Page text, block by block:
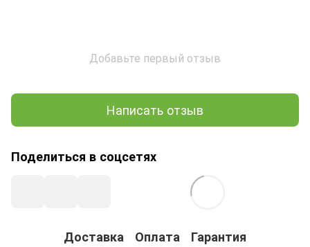
Добавьте первый отзыв
Написать отзыв
Поделиться в соцсетях
Доставка Оплата Гарантия